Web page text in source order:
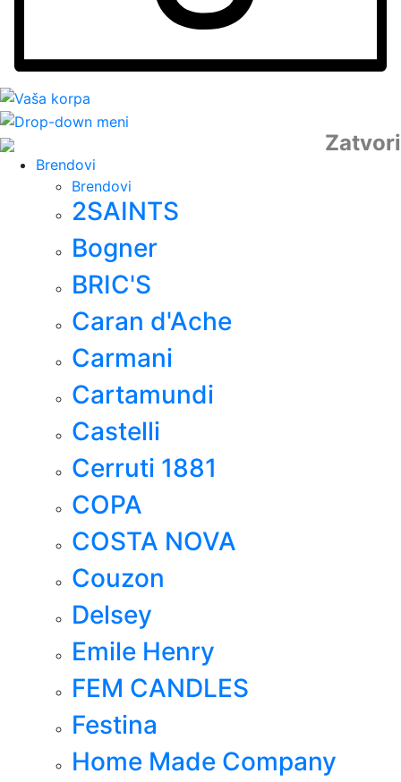
Zatvori
Brendovi
Brendovi
2SAINTS
Bogner
BRIC'S
Caran d'Ache
Carmani
Cartamundi
Castelli
Cerruti 1881
COPA
COSTA NOVA
Couzon
Delsey
Emile Henry
FEM CANDLES
Festina
Home Made Company